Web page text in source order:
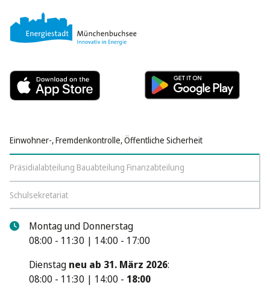
Einwohner-, Fremdenkontrolle, Öffentliche Sicherheit
Präsidialabteilung Bauabteilung Finanzabteilung
Schulsekretariat
Montag und Donnerstag
08:00 - 11:30 | 14:00 - 17:00
Dienstag neu ab 31. März 2026:
08:00 - 11:30 | 14:00 - 18:00